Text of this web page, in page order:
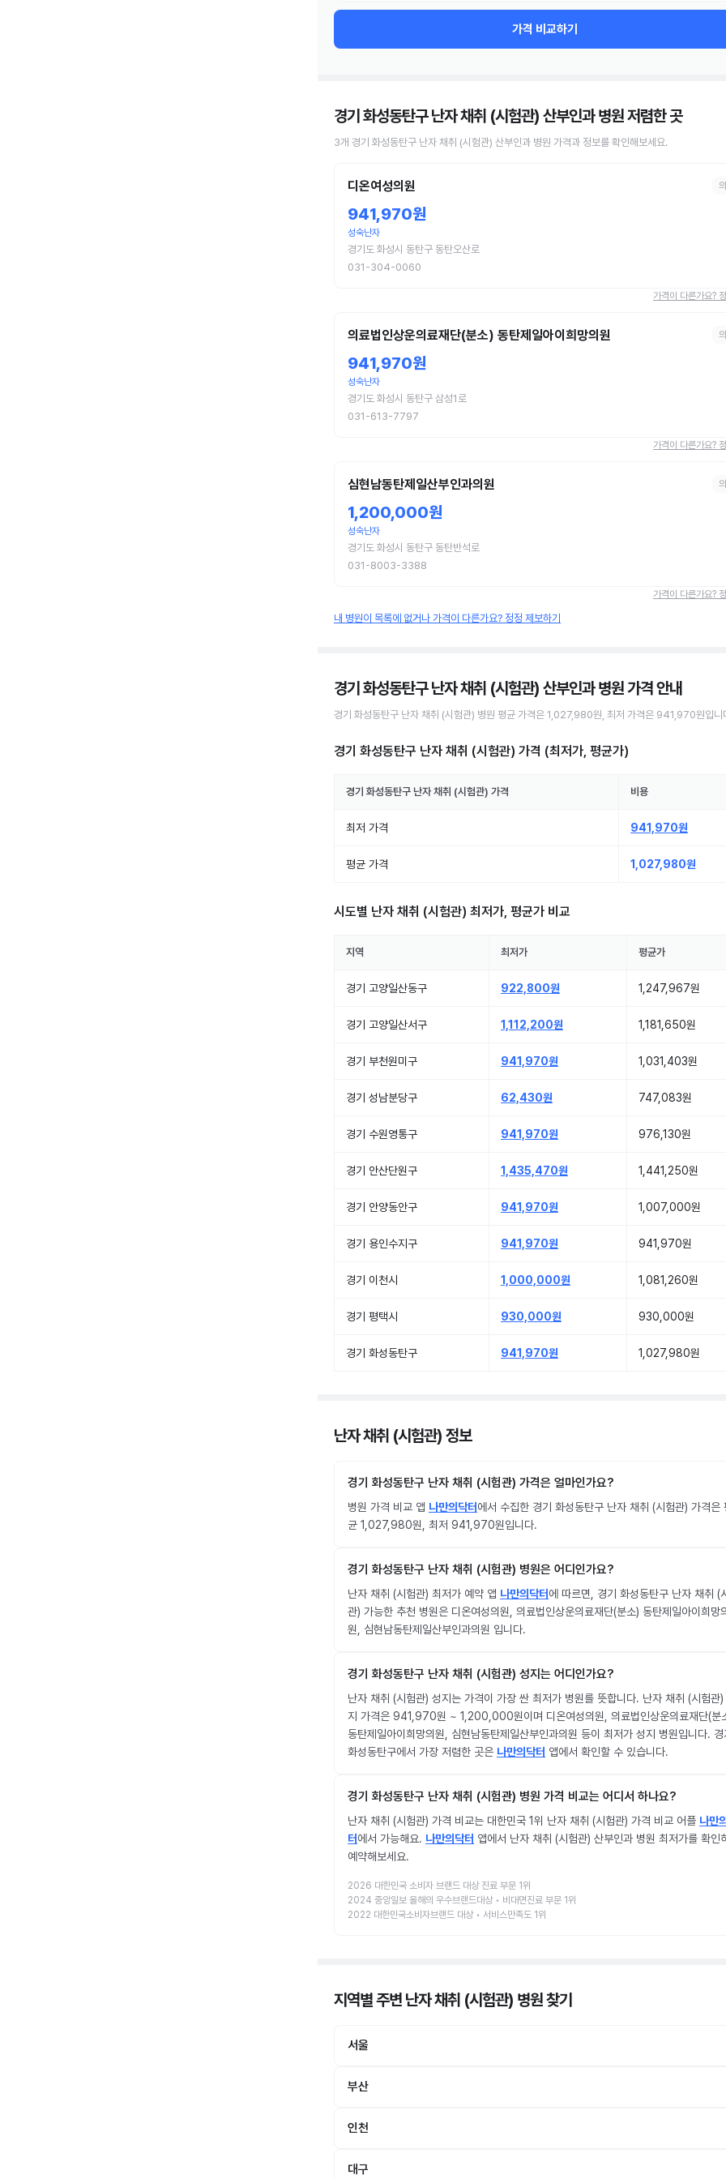
가격 비교하기
경기 화성동탄구 난자 채취 (시험관) 산부인과 병원저렴한 곳
3개 경기 화성동탄구 난자 채취 (시험관) 산부인과 병원 가격과 정보를 확인해보세요.
디온여성의원
941,970원
성숙난자
경기도 화성시 동탄구 동탄오산로
031-304-0060
가격이 다른가요?
의료법인상운의료재단(분소) 동탄제일아이희망의원
941,970원
성숙난자
경기도 화성시 동탄구 삼성1로
031-613-7797
가격이 다른가요?
심현남동탄제일산부인과의원
1,200,000원
성숙난자
경기도 화성시 동탄구 동탄반석로
031-8003-3388
가격이 다른가요?
내 병원이 목록에 없거나 가격이 다른가요? 정정 제보하기
경기 화성동탄구 난자 채취 (시험관) 산부인과 병원가격 안내
경기 화성동탄구 난자 채취 (시험관) 병원 평균 가격은 1,027,980원 , 최저 가격은 941,970원입니
경기 화성동탄구 난자 채취 (시험관) 가격 (최저가, 평균가)
경기 화성동탄구 난자 채취 (시험관) 가격 비용
최저 가격 941,970원
평균 가격 1,027,980원
시도별 난자 채취 (시험관) 최저가, 평균가 비교
지역 최저가 평균가
경기 고양일산동구 922,800원 1,247,967원
경기 고양일산서구 1,112,200원 1,181,650원
경기 부천원미구 941,970원 1,031,403원
경기 성남분당구 62,430원 747,083원
경기 수원영통구 941,970원 976,130원
경기 안산단원구 1,435,470원 1,441,250원
경기 안양동안구 941,970원 1,007,000원
경기 용인수지구 941,970원 941,970원
경기 이천시 1,000,000원 1,081,260원
경기 평택시 930,000원 930,000원
경기 화성동탄구 941,970원 1,027,980원
난자 채취 (시험관) 정보
경기 화성동탄구 난자 채취 (시험관) 가격은 얼마인가요?
병원 가격 비교 앱 나만의닥터에서 수집한 경기 화성동탄구 난자 채취 (시험관) 가격은
균 1,027,980원, 최저 941,970원입니다.
경기 화성동탄구 난자 채취 (시험관) 병원은 어디인가요?
난자 채취 (시험관) 최저가 예약 앱 나만의닥터에 따르면, 경기 화성동탄구 난자 채취 (
관) 가능한 추천 병원은 디온여성의원, 의료법인상운의료재단(분소) 동탄제일아이희망
원, 심현남동탄제일산부인과의원 입니다.
경기 화성동탄구 난자 채취 (시험관) 성지는 어디인가요?
난자 채취 (시험관) 성지는 가격이 가장 싼 최저가 병원를 뜻합니다. 난자 채취 (시험관)
지 가격은 941,970원 ~ 1,200,000원이며 디온여성의원, 의료법인상운의료재단(분
동탄제일아이희망의원, 심현남동탄제일산부인과의원 등이 최저가 성지 병원입니다. 경
화성동탄구에서 가장 저렴한 곳은 나만의닥터 앱에서 확인할 수 있습니다.
경기 화성동탄구 난자 채취 (시험관) 병원 가격 비교는 어디서 하나요?
난자 채취 (시험관) 가격 비교는 대한민국 1위 난자 채취 (시험관) 가격 비교 어플 나만
터에서 가능해요. 나만의닥터 앱에서 난자 채취 (시험관) 산부인과 병원 최저가를 확인
예약해보세요.
2026 대한민국 소비자 브랜드 대상 진료 부문 1위
2024 중앙일보 올해의 우수브랜드대상 • 비대면진료 부문 1위
2022 대한민국소비자브랜드 대상 • 서비스만족도 1위
지역별 주변 난자 채취 (시험관) 병원찾기
서울
부산
인천
대구